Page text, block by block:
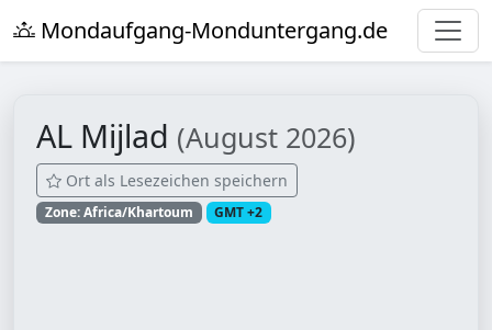
Mondaufgang-Monduntergang.de
AL Mijlad (August 2026)
Ort als Lesezeichen speichern
Zone: Africa/Khartoum GMT +2